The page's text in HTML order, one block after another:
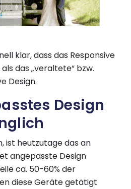
klar, dass das Responsive
das „veraltete“ bzw.
Design.
Design
ist heutzutage das an
angepasste Design
ca. 50-60% der
diese Geräte getätigt